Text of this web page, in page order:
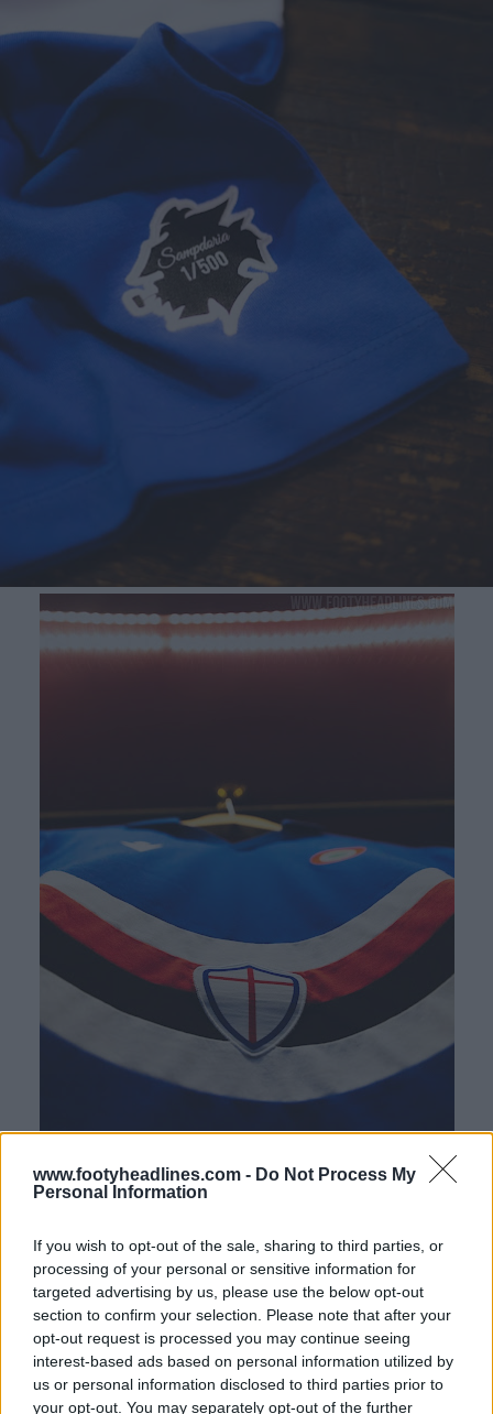
www.footyheadlines.com - Do Not Process My
Personal Information
If you wish to opt-out of the sale, sharing to third parties, or
processing of your personal or sensitive information for
targeted advertising by us, please use the below opt-out
section to confirm your selection. Please note that after your
opt-out request is processed you may continue seeing
interest-based ads based on personal information utilized by
us or personal information disclosed to third parties prior to
your opt-out. You may separately opt-out of the further